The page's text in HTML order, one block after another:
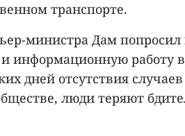
транспорте.
министра Дам
информационную работу
дней отсутствия
люди теряют